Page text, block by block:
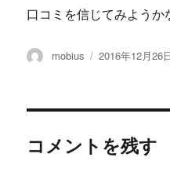
口コミを信じてみようか
投
mobius
投
2016年12月26
コメントを残す